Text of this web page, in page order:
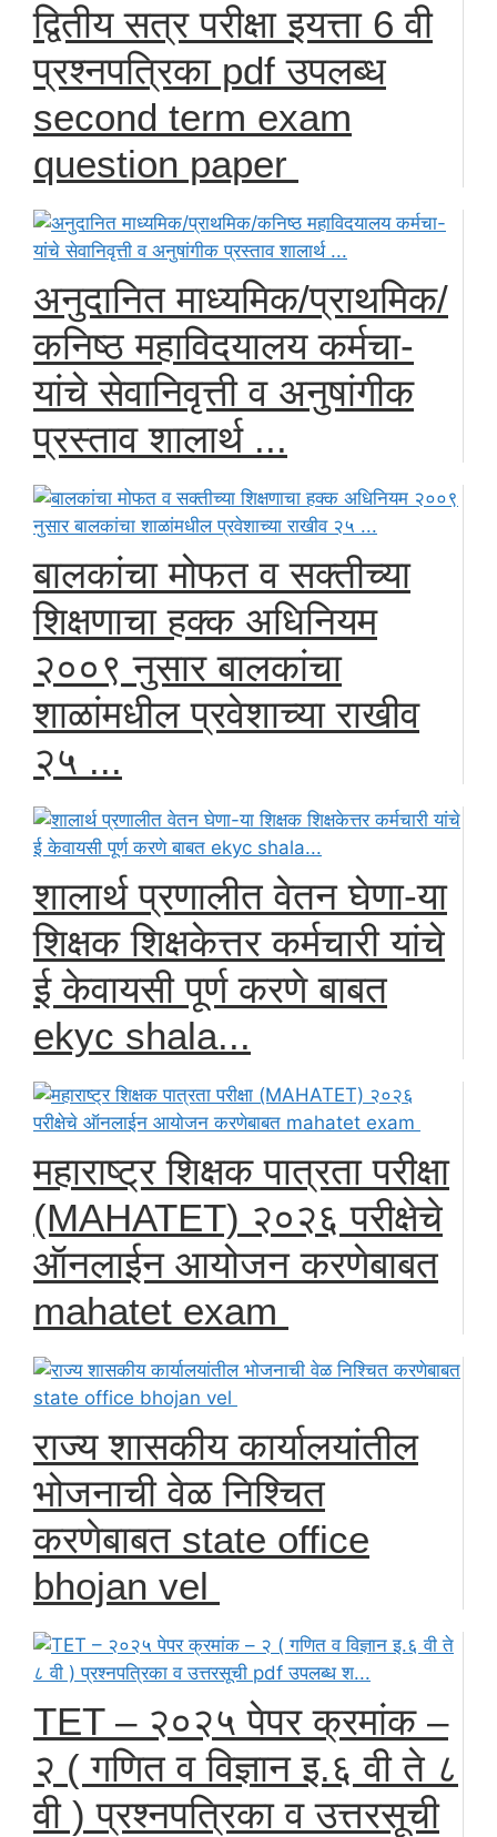
द्वितीय सत्र परीक्षा इयत्ता 6 वी
प्रश्नपत्रिका pdf उपलब्ध
second term exam
question paper
अनुदानित माध्यमिक/प्राथमिक/
कनिष्ठ महाविदयालय कर्मचा-
यांचे सेवानिवृत्ती व अनुषांगीक
प्रस्ताव शालार्थ ...
बालकांचा मोफत व सक्तीच्या
शिक्षणाचा हक्क अधिनियम
२००९ नुसार बालकांचा
शाळांमधील प्रवेशाच्या राखीव
२५ ...
शालार्थ प्रणालीत वेतन घेणा-या
शिक्षक शिक्षकेत्तर कर्मचारी यांचे
ई केवायसी पूर्ण करणे बाबत
ekyc shala...
महाराष्ट्र शिक्षक पात्रता परीक्षा
(MAHATET) २०२६ परीक्षेचे
ऑनलाईन आयोजन करणेबाबत
mahatet exam
राज्य शासकीय कार्यालयांतील
भोजनाची वेळ निश्चित
करणेबाबत state office
bhojan vel
TET – २०२५ पेपर क्रमांक –
२ ( गणित व विज्ञान इ.६ वी ते ८
वी ) प्रश्नपत्रिका व उत्तरसूची